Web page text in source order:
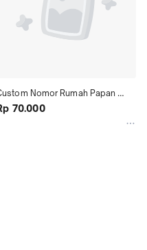
Nomor Rumah Papan
Nomer No Minimalist
70.000